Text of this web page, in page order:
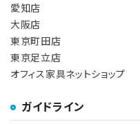
愛知店
大阪店
東京町田店
東京足立店
オフィス家具ネットショップ
ガイドライン